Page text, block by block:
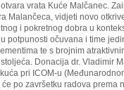
vrata Kuće Malčanec.
Malančeca, vidjeti novo
i pokretnog dobra u
potpunosti očuvana i time
te s brojnim
Donacija dr. Vladimir
pri ICOM-u
po završetku radova prema